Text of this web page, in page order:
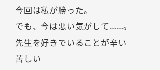
今回は私が勝った。
でも、今は悪い気がして……。
先生を好きでいることが辛い
苦しい